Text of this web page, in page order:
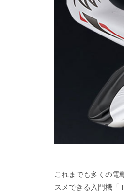
これまでも多くの電
スメできる入門機「